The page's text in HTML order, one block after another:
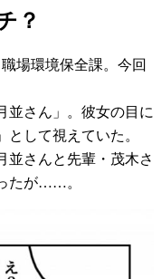
？
場環境保全課。今回
並さん」。彼女の目に
して視えていた。
並さんと先輩・茂木さ
たが……。